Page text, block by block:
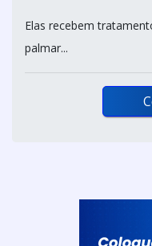
Elas recebem
palmar...